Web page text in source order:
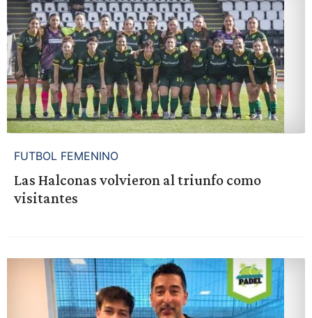
FUTBOL FEMENINO
Las Halconas volvieron al triunfo como
visitantes